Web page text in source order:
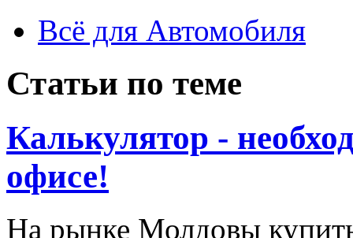
Всё для Автомобиля
Статьи по теме
Калькулятор -
офисе!
На рынке Молдовы купить